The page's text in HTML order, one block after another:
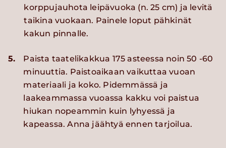
korppujauhota leipävuoka (n. 25 cm) ja levitä
taikina vuokaan. Painele loput pähkinät
kakun pinnalle.
5.
Paista taatelikakkua 175 asteessa noin 50 -60
minuuttia. Paistoaikaan vaikuttaa vuoan
materiaali ja koko. Pidemmässä ja
laakeammassa vuoassa kakku voi paistua
hiukan nopeammin kuin lyhyessä ja
kapeassa. Anna jäähtyä ennen tarjoilua.